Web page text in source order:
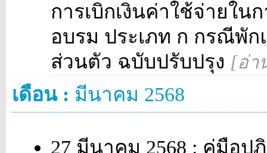
การเบิกเงินค่าใช้จ่ายใน
อบรม ประเภท ก กรณีพั
ส่วนตัว ฉบับปรับปรุง [อ่า
เดือน : มีนาคม 2568
27 มีนาคม 2568 : คู่มือป